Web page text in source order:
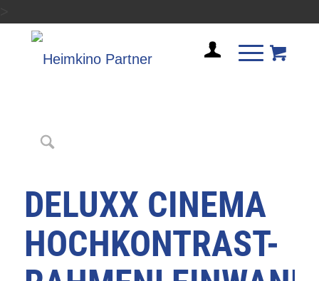
DELUXX CINEMA
HOCHKONTRAST-